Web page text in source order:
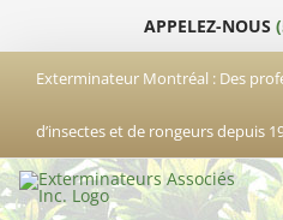
contenu
APPELEZ-NOUS
Exterminateur Montréal : Des
d’insectes et de rongeurs depuis